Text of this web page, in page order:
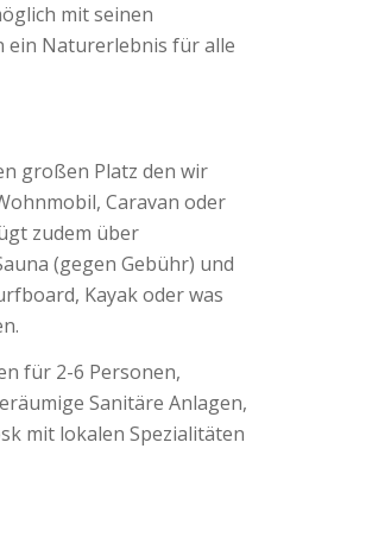
mit seinen
ein Naturerlebnis für alle
großen Platz den wir
Caravan oder
zudem über
(gegen Gebühr) und
Kayak oder was
für 2-6 Personen,
Sanitäre Anlagen,
mit lokalen Spezialitäten